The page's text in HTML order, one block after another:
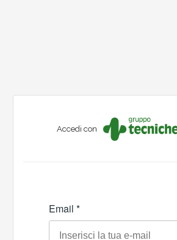
Accedi con